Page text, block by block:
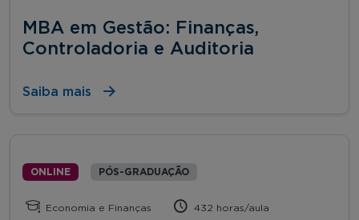
MBA em Gestão: Finanças,
Controladoria e Auditoria
Saiba mais
ONLINE PÓS-GRADUAÇÃO
Economia e Finanças 432 horas/aula